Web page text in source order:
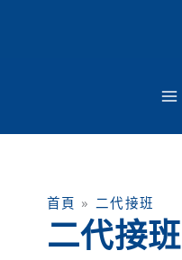
首頁 » 二代接班
二代接班